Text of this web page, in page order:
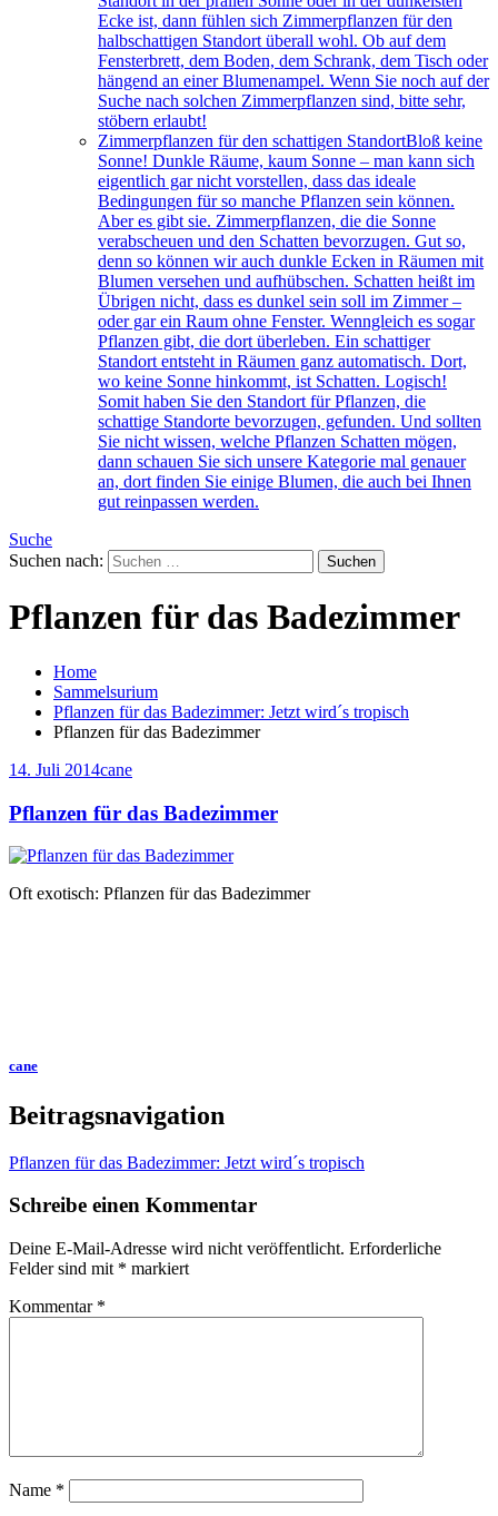
Ecke ist, dann fühlen sich Zimmerpflanzen für den
halbschattigen Standort überall wohl. Ob auf dem
Fensterbrett, dem Boden, dem Schrank, dem Tisch oder
hängend an einer Blumenampel. Wenn Sie noch auf der
Suche nach solchen Zimmerpflanzen sind, bitte sehr,
stöbern erlaubt!
Zimmerpflanzen für den schattigen StandortBloß keine
Sonne! Dunkle Räume, kaum Sonne – man kann sich
eigentlich gar nicht vorstellen, dass das ideale
Bedingungen für so manche Pflanzen sein können.
Aber es gibt sie. Zimmerpflanzen, die die Sonne
verabscheuen und den Schatten bevorzugen. Gut so,
denn so können wir auch dunkle Ecken in Räumen mit
Blumen versehen und aufhübschen. Schatten heißt im
Übrigen nicht, dass es dunkel sein soll im Zimmer –
oder gar ein Raum ohne Fenster. Wenngleich es sogar
Pflanzen gibt, die dort überleben. Ein schattiger
Standort entsteht in Räumen ganz automatisch. Dort,
wo keine Sonne hinkommt, ist Schatten. Logisch!
Somit haben Sie den Standort für Pflanzen, die
schattige Standorte bevorzugen, gefunden. Und sollten
Sie nicht wissen, welche Pflanzen Schatten mögen,
dann schauen Sie sich unsere Kategorie mal genauer
an, dort finden Sie einige Blumen, die auch bei Ihnen
gut reinpassen werden.
Suche
Suchen nach:
Pflanzen für das Badezimmer
Home
Sam­mel­su­ri­um
Pflanzen für das Badezimmer: Jetzt wird´s tropisch
Pflanzen für das Badezimmer
14. Juli 2014cane
Pflanzen für das Badezimmer
Oft exotisch: Pflanzen für das Badezimmer
cane
Beitragsnavigation
Pflanzen für das Badezimmer: Jetzt wird´s tropisch
Schreibe einen Kommentar
Deine E-Mail-Adresse wird nicht veröffentlicht. Erforderliche
Felder sind mit * markiert
Kommentar *
Name *